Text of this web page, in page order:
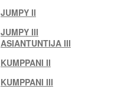
JUMPY II
JUMPY III
ASIANTUNTIJA III
KUMPPANI II
KUMPPANI III